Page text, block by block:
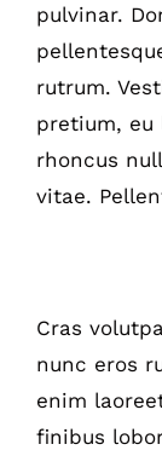
pulvinar.
rutrum.
pretium, eu
rhoncus
vitae.
Cras
nunc eros
enim
finibus